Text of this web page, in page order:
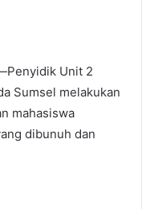
Unit 2
Sumsel melakukan
mahasiswa
dibunuh dan